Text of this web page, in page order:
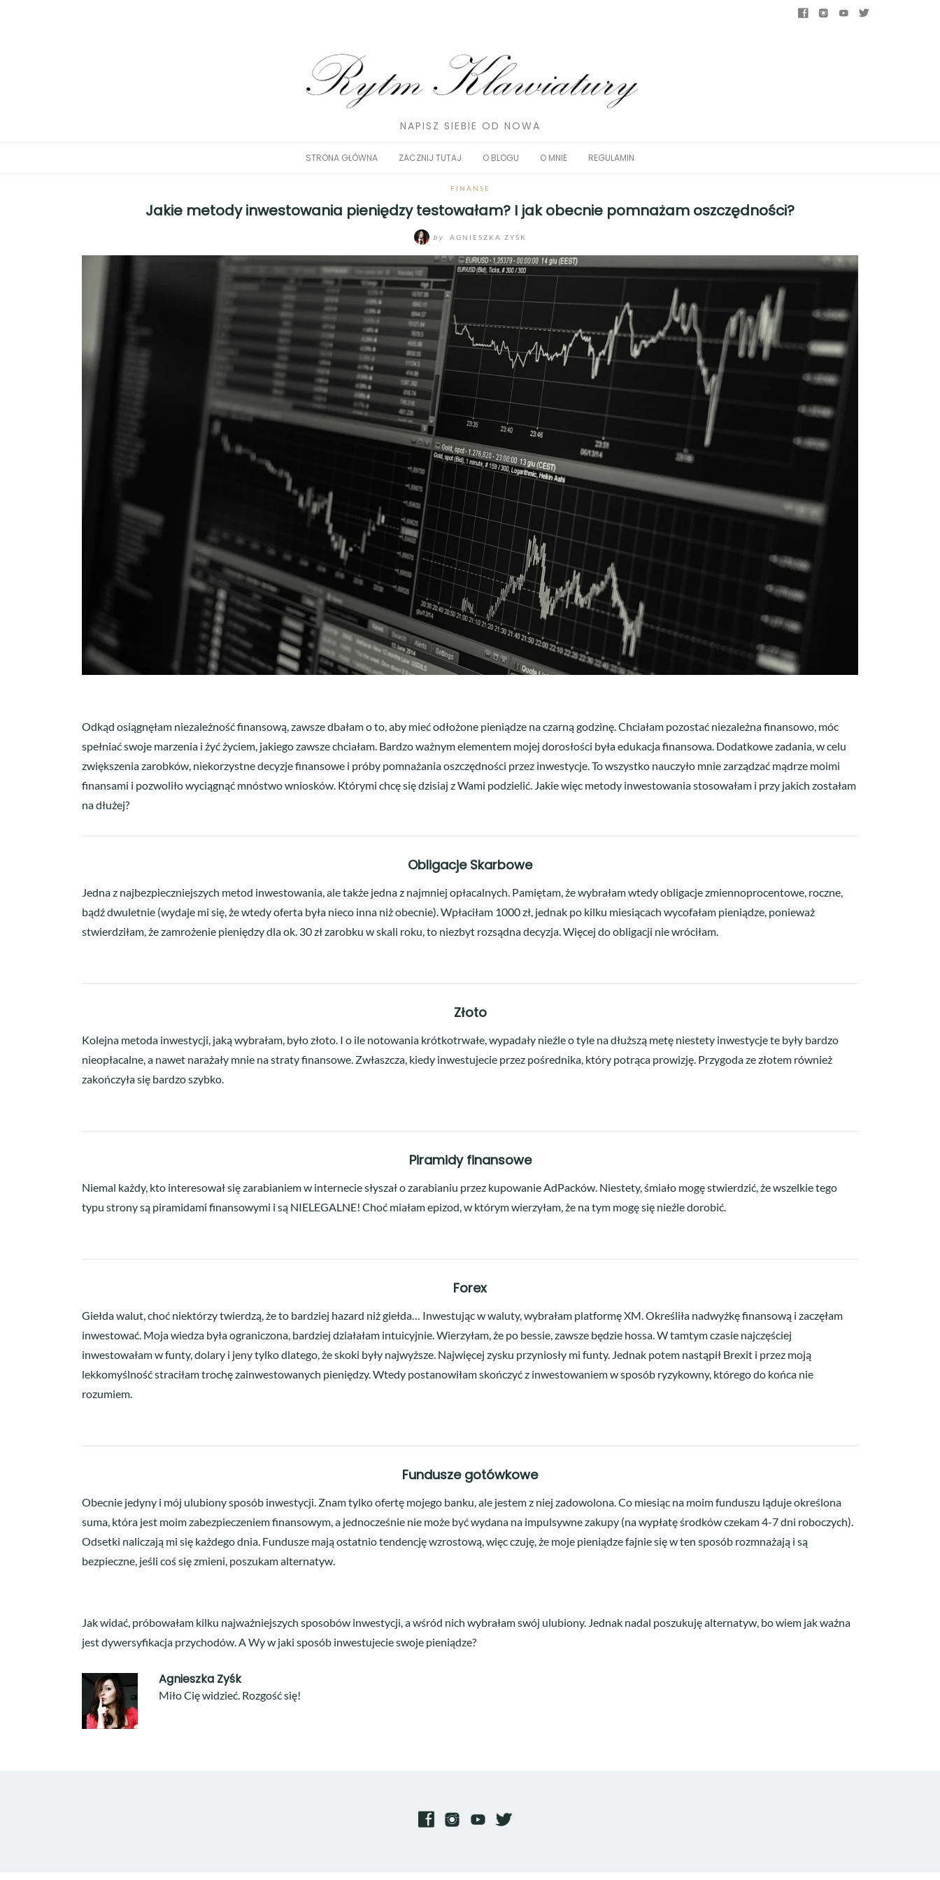
NAPISZ SIEBIE OD NOWA
STRONA GŁÓWNA ZACZNIJ TUTAJ O BLOGU O MNIE REGULAMIN
FINANSE
Jakie metody inwestowania pieniędzy testowałam? I jak obecnie pomnażam oszczędności?
by AGNIESZKA ZYŚK
Odkąd osiągnęłam niezależność finansową, zawsze dbałam o to, aby mieć odłożone pieniądze na czarną godzinę. Chciałam pozostać niezależna finansowo, móc
spełniać swoje marzenia i żyć życiem, jakiego zawsze chciałam. Bardzo ważnym elementem mojej dorosłości była edukacja finansowa. Dodatkowe zadania, w celu
zwiększenia zarobków, niekorzystne decyzje finansowe i próby pomnażania oszczędności przez inwestycje. To wszystko nauczyło mnie zarządzać mądrze moimi
finansami i pozwoliło wyciągnąć mnóstwo wniosków. Którymi chcę się dzisiaj z Wami podzielić. Jakie więc metody inwestowania stosowałam i przy jakich zostałam
na dłużej?
Obligacje Skarbowe
Jedna z najbezpieczniejszych metod inwestowania, ale także jedna z najmniej opłacalnych. Pamiętam, że wybrałam wtedy obligacje zmiennoprocentowe, roczne,
bądź dwuletnie (wydaje mi się, że wtedy oferta była nieco inna niż obecnie). Wpłaciłam 1000 zł, jednak po kilku miesiącach wycofałam pieniądze, ponieważ
stwierdziłam, że zamrożenie pieniędzy dla ok. 30 zł zarobku w skali roku, to niezbyt rozsądna decyzja. Więcej do obligacji nie wróciłam.
Złoto
Kolejna metoda inwestycji, jaką wybrałam, było złoto. I o ile notowania krótkotrwałe, wypadały nieźle o tyle na dłuższą metę niestety inwestycje te były bardzo
nieopłacalne, a nawet narażały mnie na straty finansowe. Zwłaszcza, kiedy inwestujecie przez pośrednika, który potrąca prowizję. Przygoda ze złotem również
zakończyła się bardzo szybko.
Piramidy finansowe
Niemal każdy, kto interesował się zarabianiem w internecie słyszał o zarabianiu przez kupowanie AdPacków. Niestety, śmiało mogę stwierdzić, że wszelkie tego
typu strony są piramidami finansowymi i są NIELEGALNE! Choć miałam epizod, w którym wierzyłam, że na tym mogę się nieźle dorobić.
Forex
Giełda walut, choć niektórzy twierdzą, że to bardziej hazard niż giełda… Inwestując w waluty, wybrałam platformę XM. Określiła nadwyżkę finansową i zaczęłam
inwestować. Moja wiedza była ograniczona, bardziej działałam intuicyjnie. Wierzyłam, że po bessie, zawsze będzie hossa. W tamtym czasie najczęściej
inwestowałam w funty, dolary i jeny tylko dlatego, że skoki były najwyższe. Najwięcej zysku przyniosły mi funty. Jednak potem nastąpił Brexit i przez moją
lekkomyślność straciłam trochę zainwestowanych pieniędzy. Wtedy postanowiłam skończyć z inwestowaniem w sposób ryzykowny, którego do końca nie
rozumiem.
Fundusze gotówkowe
Obecnie jedyny i mój ulubiony sposób inwestycji. Znam tylko ofertę mojego banku, ale jestem z niej zadowolona. Co miesiąc na moim funduszu ląduje określona
suma, która jest moim zabezpieczeniem finansowym, a jednocześnie nie może być wydana na impulsywne zakupy (na wypłatę środków czekam 4-7 dni roboczych).
Odsetki naliczają mi się każdego dnia. Fundusze mają ostatnio tendencję wzrostową, więc czuję, że moje pieniądze fajnie się w ten sposób rozmnażają i są
bezpieczne, jeśli coś się zmieni, poszukam alternatyw.
Jak widać, próbowałam kilku najważniejszych sposobów inwestycji, a wśród nich wybrałam swój ulubiony. Jednak nadal poszukuję alternatyw, bo wiem jak ważna
jest dywersyfikacja przychodów. A Wy w jaki sposób inwestujecie swoje pieniądze?
Agnieszka Zyśk
Miło Cię widzieć. Rozgość się!